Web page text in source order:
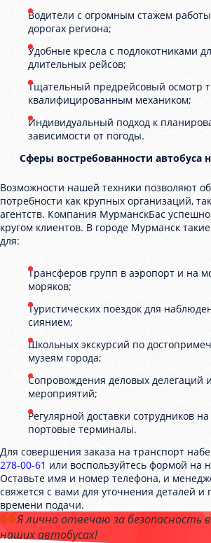
Водители с огромным стажем
дорогах региона;
Удобные кресла с подлокотниками
длительных рейсов;
Тщательный предрейсовый осмотр
квалифицированным механиком;
Индивидуальный подход к
зависимости от погоды.
Сферы востребованности автобуса
Возможности нашей техники позволяют
потребности как крупных организаций,
агентств. Компания МурманскБас
кругом клиентов. В городе Мурманск
для:
Трансферов групп в аэропорт и на
моряков;
Туристических поездок для
сиянием;
Школьных экскурсий по
музеям города;
Сопровождения деловых делегаций
мероприятий;
Регулярной доставки сотрудников
портовые терминалы.
Для совершения заказа на транспорт
278-00-61 или воспользуйтесь формой на
Оставьте имя и номер телефона, и
свяжется с вами для уточнения деталей и
времени подачи.
Я лично отвечаю за безопасность
наших автобусах!